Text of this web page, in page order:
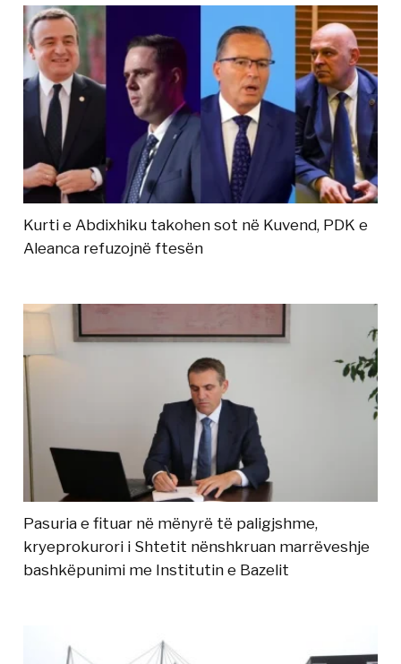
Kurti e Abdixhiku takohen sot në Kuvend, PDK e
Aleanca refuzojnë ftesën
Pasuria e fituar në mënyrë të paligjshme,
kryeprokurori i Shtetit nënshkruan marrëveshje
bashkëpunimi me Institutin e Bazelit